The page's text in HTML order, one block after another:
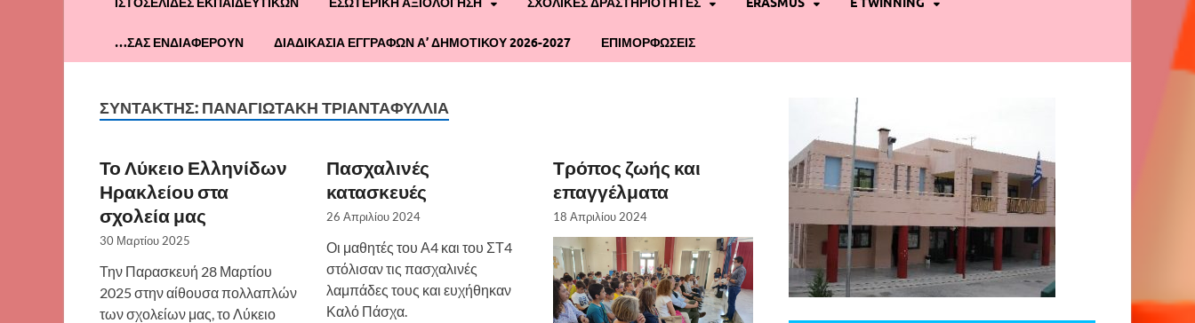
…ΣΑΣ ΕΝΔΙΑΦΈΡΟΥΝ ΔΙΑΔΙΚΑΣΊΑ ΕΓΓΡΑΦΏΝ Α’ ΔΗΜΟΤΙΚΟΎ 2026-2027 ΕΠΙΜΟΡΦΩΣΕΙΣ
ΣΥΝΤΆΚΤΗΣ: ΠΑΝΑΓΙΩΤΑΚΗ ΤΡΙΑΝΤΑΦΥΛΛΙΑ
Το Λύκειο Ελληνίδων
Ηρακλείου στα
σχολεία μας
30 Μαρτίου 2025
Την Παρασκευή 28 Μαρτίου
2025 στην αίθουσα πολλαπλών
των σχολείων μας, το Λύκειο
Πασχαλινές
κατασκευές
26 Απριλίου 2024
Οι μαθητές του Α4 και του ΣΤ4
στόλισαν τις πασχαλινές
λαμπάδες τους και ευχήθηκαν
Καλό Πάσχα.
Τρόπος ζωής και
επαγγέλματα
18 Απριλίου 2024